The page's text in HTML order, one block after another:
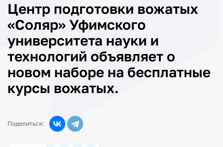
Центр подготовки вожатых
«Соляр» Уфимского
университета науки и
технологий объявляет о
новом наборе на бесплатные
курсы вожатых.
Поделиться: